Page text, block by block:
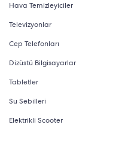
Hava Temizleyiciler
Televizyonlar
Cep Telefonları
Dizüstü Bilgisayarlar
Tabletler
Su Sebilleri
Elektrikli Scooter